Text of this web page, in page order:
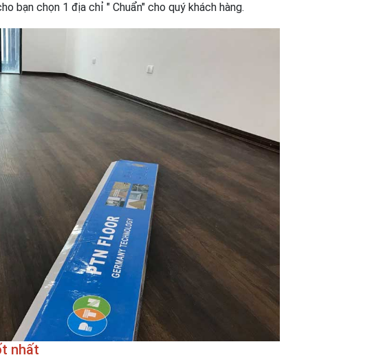
bạn chọn 1 địa chỉ " Chuẩn" cho quý khách hàng.
nhất